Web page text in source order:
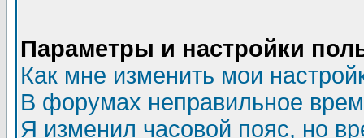
Параметры и настройки
Как мне изменить мои
В форумах неправильное
Я изменил часовой пояс, но